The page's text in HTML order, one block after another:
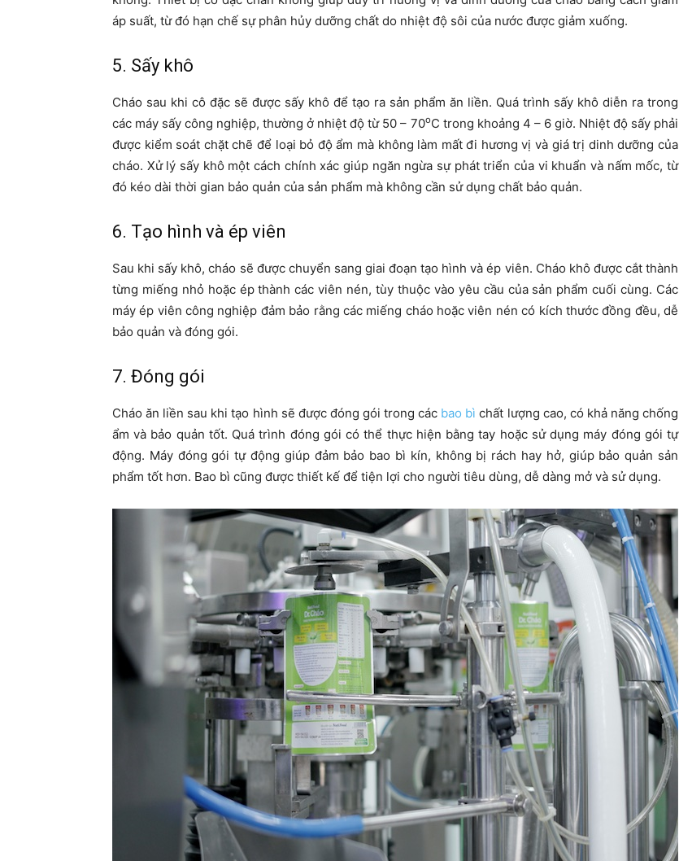
áp suất, từ đó hạn chế sự phân hủy dưỡng chất do nhiệt độ sôi của nước được giảm xuống.
5. Sấy khô
Cháo sau khi cô đặc sẽ được sấy khô để tạo ra sản phẩm ăn liền. Quá trình sấy khô diễn ra trong
các máy sấy công nghiệp, thường ở nhiệt độ từ 50 – 70oC trong khoảng 4 – 6 giờ. Nhiệt độ sấy phải
được kiểm soát chặt chẽ để loại bỏ độ ẩm mà không làm mất đi hương vị và giá trị dinh dưỡng của
cháo. Xử lý sấy khô một cách chính xác giúp ngăn ngừa sự phát triển của vi khuẩn và nấm mốc, từ
đó kéo dài thời gian bảo quản của sản phẩm mà không cần sử dụng chất bảo quản.
6. Tạo hình và ép viên
Sau khi sấy khô, cháo sẽ được chuyển sang giai đoạn tạo hình và ép viên. Cháo khô được cắt thành
từng miếng nhỏ hoặc ép thành các viên nén, tùy thuộc vào yêu cầu của sản phẩm cuối cùng. Các
máy ép viên công nghiệp đảm bảo rằng các miếng cháo hoặc viên nén có kích thước đồng đều, dễ
bảo quản và đóng gói.
7. Đóng gói
Cháo ăn liền sau khi tạo hình sẽ được đóng gói trong các bao bì chất lượng cao, có khả năng chống
ẩm và bảo quản tốt. Quá trình đóng gói có thể thực hiện bằng tay hoặc sử dụng máy đóng gói tự
động. Máy đóng gói tự động giúp đảm bảo bao bì kín, không bị rách hay hở, giúp bảo quản sản
phẩm tốt hơn. Bao bì cũng được thiết kế để tiện lợi cho người tiêu dùng, dễ dàng mở và sử dụng.